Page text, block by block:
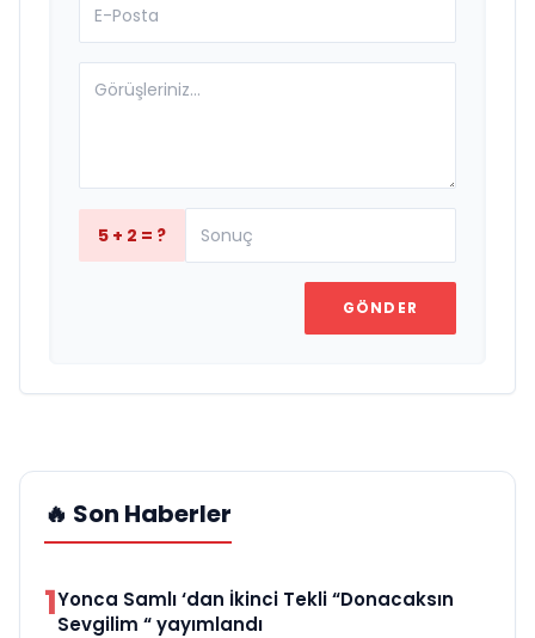
5 + 2 = ?
GÖNDER
🔥 Son Haberler
1Yonca Samlı ‘dan İkinci Tekli “Donacaksın
Sevgilim “ yayımlandı